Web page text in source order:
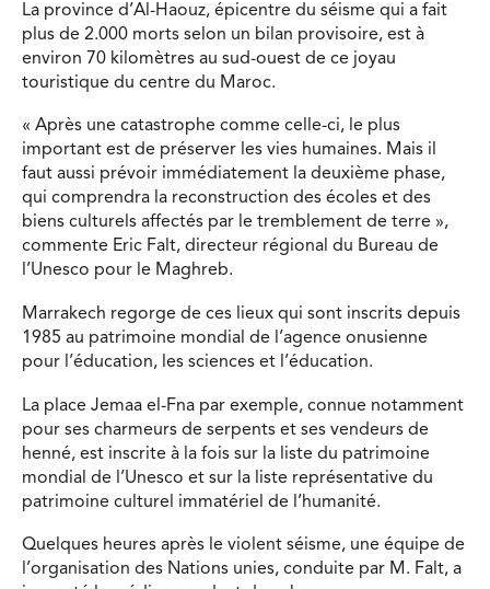
La province d’Al-Haouz, épicentre du séisme qui a fait
plus de 2.000 morts selon un bilan provisoire, est à
environ 70 kilomètres au sud-ouest de ce joyau
touristique du centre du Maroc.
« Après une catastrophe comme celle-ci, le plus
important est de préserver les vies humaines. Mais il
faut aussi prévoir immédiatement la deuxième phase,
qui comprendra la reconstruction des écoles et des
biens culturels affectés par le tremblement de terre »,
commente Eric Falt, directeur régional du Bureau de
l’Unesco pour le Maghreb.
Marrakech regorge de ces lieux qui sont inscrits depuis
1985 au patrimoine mondial de l’agence onusienne
pour l’éducation, les sciences et l’éducation.
La place Jemaa el-Fna par exemple, connue notamment
pour ses charmeurs de serpents et ses vendeurs de
henné, est inscrite à la fois sur la liste du patrimoine
mondial de l’Unesco et sur la liste représentative du
patrimoine culturel immatériel de l’humanité.
Quelques heures après le violent séisme, une équipe de
l’organisation des Nations unies, conduite par M. Falt, a